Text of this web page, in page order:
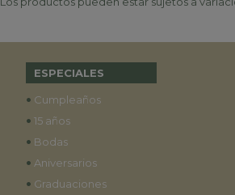
ESPECIALES
• Cumpleaños
• 15 años
• Bodas
• Aniversarios
• Graduaciones